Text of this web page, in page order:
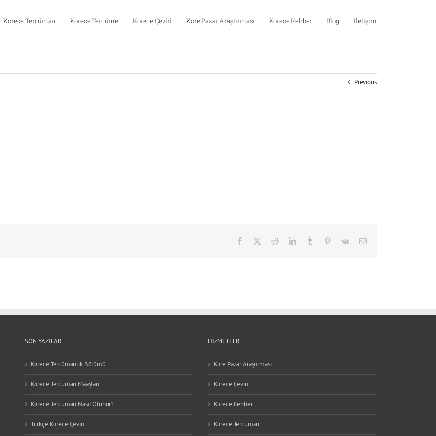
Korece Tercüman Korece Tercüme Korece Çeviri Kore Pazar Araştırması Korece Rehber Blog İletişim
Previous
Facebook RedditLinkedInTumblr Pinterest
Vk Email
SON YAZILAR
Korece Tercümanlık Bölümü
Korece Tercüman Maaşları
Korece Tercüman Nasıl Olunur?
Türkçe Korece Çeviri
HIZMETLER
Kore Pazar Araştırması
Korece Çeviri
Korece Rehber
Korece Tercüman